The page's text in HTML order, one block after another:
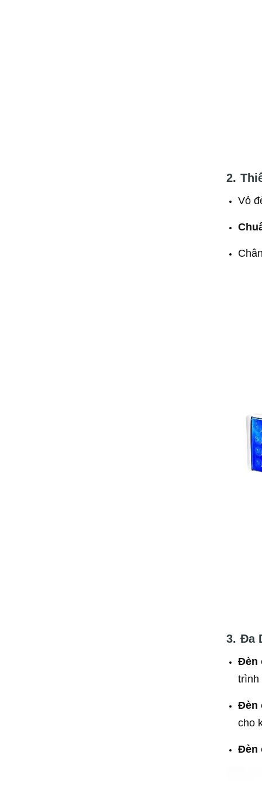
2.
Vỏ
3. Đa
Đèn
trình
Đèn
cho
Đèn